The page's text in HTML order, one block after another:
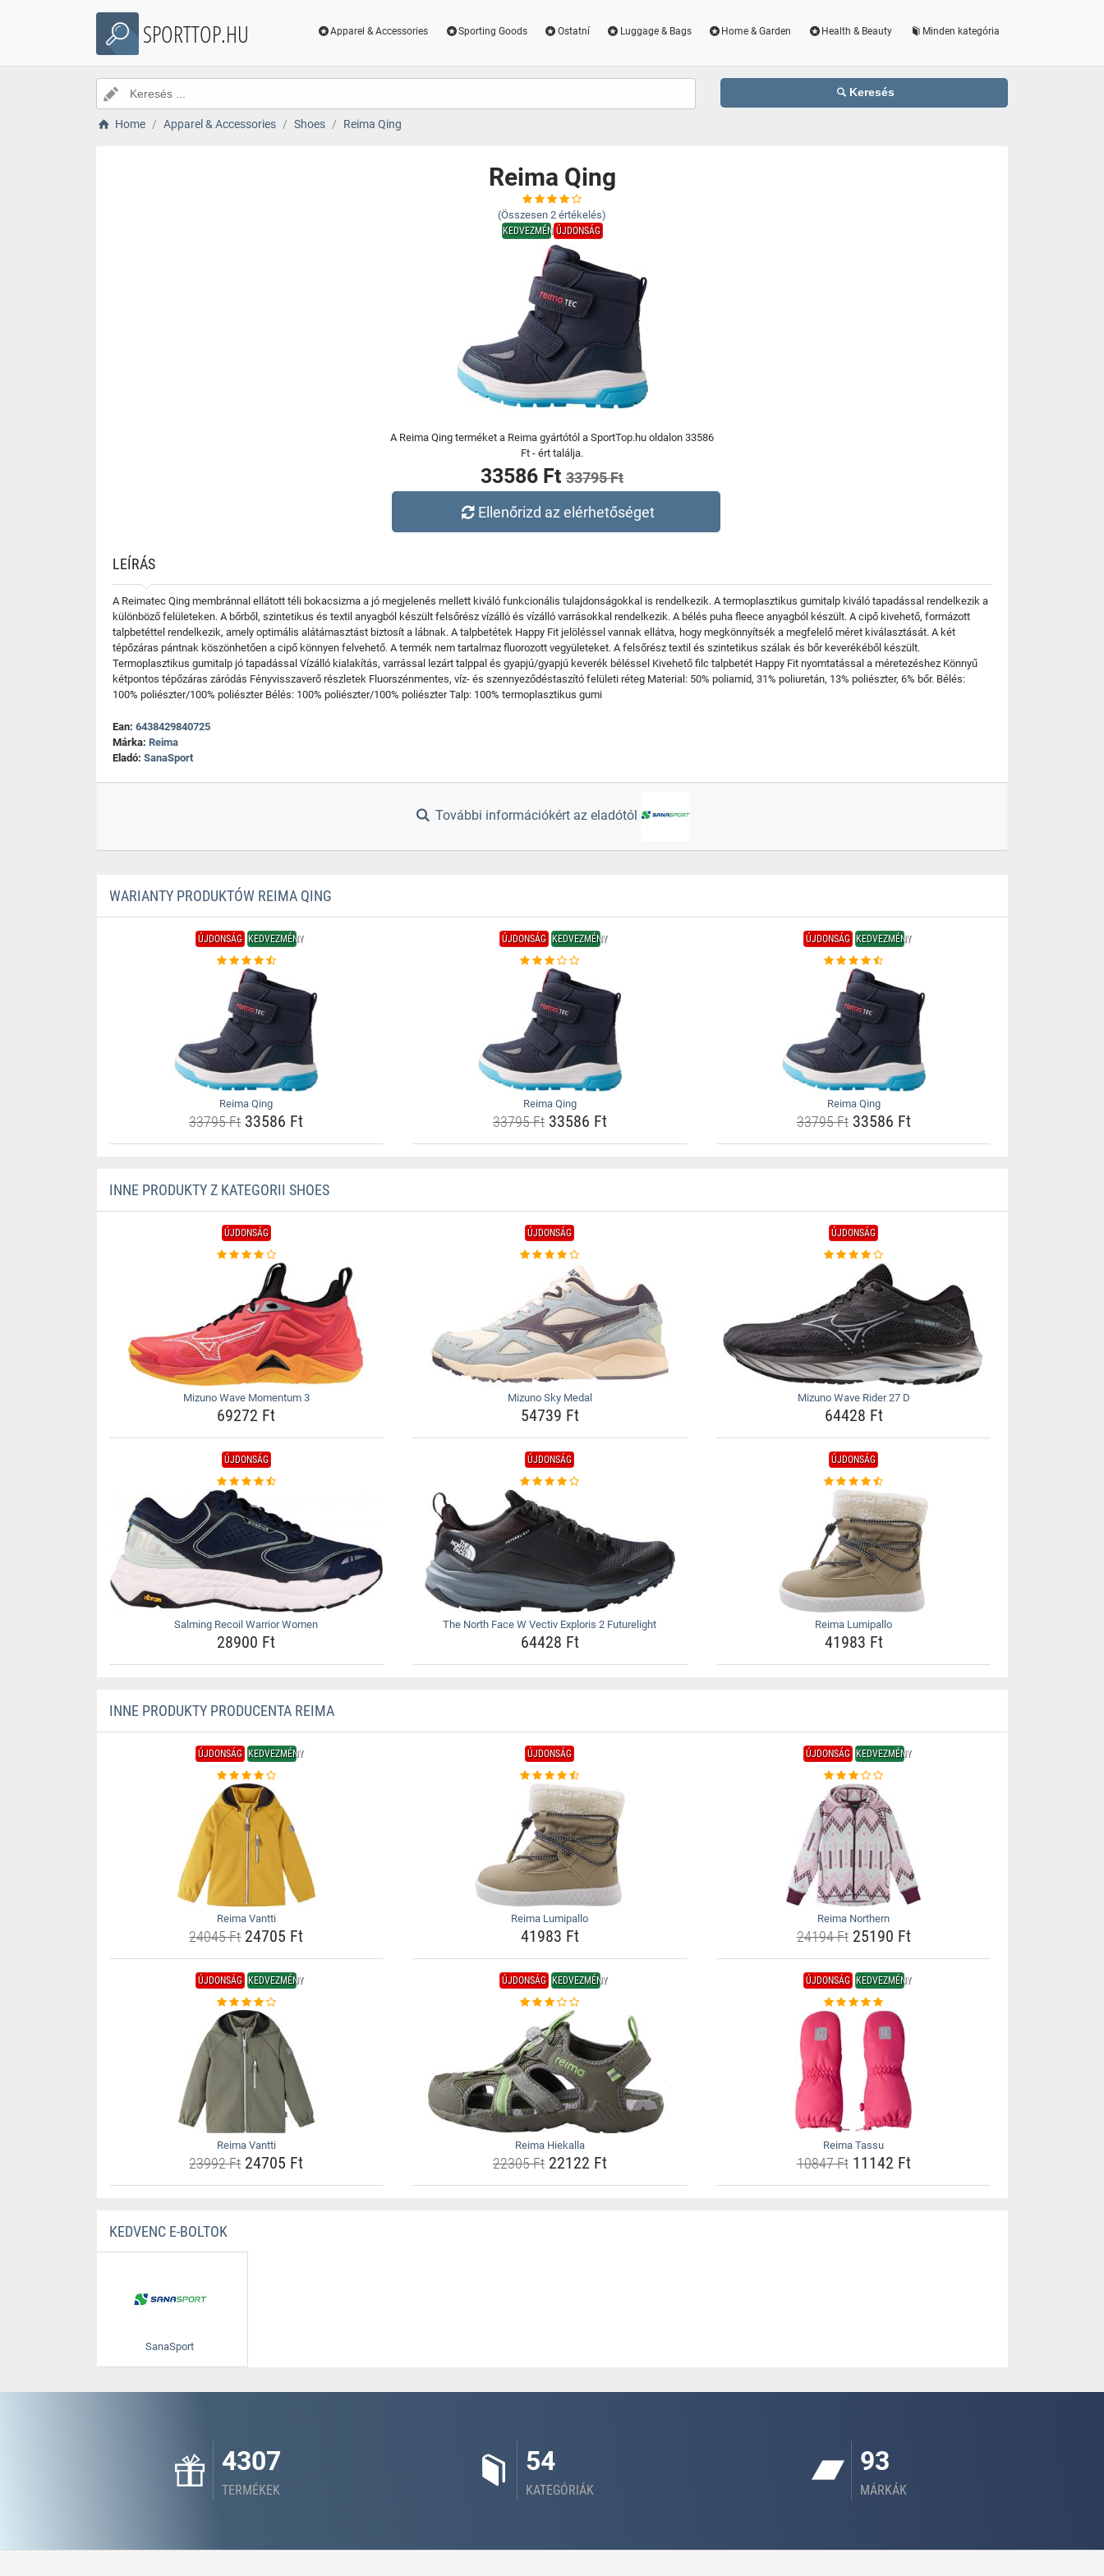
SPORTTOP.HU Apparel & Accessories Sporting Goods Ostatní Luggage & Bags Home & Garden Health & Beauty Minden kategória
Keresés
Home Apparel & Accessories Shoes Reima Qing
Reima Qing
(Összesen 2 értékelés)
KEDVEZMÉNYÚJDONSÁG
A Reima Qing terméket a Reima gyártótól a SportTop.hu oldalon 33586
Ft - ért találja.
33586 Ft 33795 Ft
Ellenőrizd az elérhetőséget
LEÍRÁS
A Reimatec Qing membránnal ellátott téli bokacsizma a jó megjelenés mellett kiváló funkcionális tulajdonságokkal is rendelkezik. A termoplasztikus gumitalp kiváló tapadással rendelkezik a
különböző felületeken. A bőrből, szintetikus és textil anyagból készült felsőrész vízálló és vízálló varrásokkal rendelkezik. A bélés puha fleece anyagból készült. A cipő kivehető, formázott
talpbetéttel rendelkezik, amely optimális alátámasztást biztosít a lábnak. A talpbetétek Happy Fit jelöléssel vannak ellátva, hogy megkönnyítsék a megfelelő méret kiválasztását. A két
tépőzáras pántnak köszönhetően a cipő könnyen felvehető. A termék nem tartalmaz fluorozott vegyületeket. A felsőrész textil és szintetikus szálak és bőr keverékéből készült.
Termoplasztikus gumitalp jó tapadással Vízálló kialakítás, varrással lezárt talppal és gyapjú/gyapjú keverék béléssel Kivehető filc talpbetét Happy Fit nyomtatással a méretezéshez Könnyű
kétpontos tépőzáras záródás Fényvisszaverő részletek Fluorszénmentes, víz- és szennyeződéstaszító felületi réteg Material: 50% poliamid, 31% poliuretán, 13% poliészter, 6% bőr. Bélés:
100% poliészter/100% poliészter Bélés: 100% poliészter/100% poliészter Talp: 100% termoplasztikus gumi
Ean: 6438429840725
Márka: Reima
Eladó: SanaSport
További információkért az eladótól
WARIANTY PRODUKTÓW REIMA QING
ÚJDONSÁG KEDVEZMÉNY
Reima Qing
33795 Ft33586 Ft
ÚJDONSÁG KEDVEZMÉNY
Reima Qing
33795 Ft33586 Ft
ÚJDONSÁG KEDVEZMÉNY
Reima Qing
33795 Ft33586 Ft
INNE PRODUKTY Z KATEGORII SHOES
ÚJDONSÁG
Mizuno Wave Momentum 3
69272 Ft
ÚJDONSÁG
Mizuno Sky Medal
54739 Ft
ÚJDONSÁG
Mizuno Wave Rider 27 D
64428 Ft
ÚJDONSÁG
Salming Recoil Warrior Women
28900 Ft
ÚJDONSÁG
The North Face W Vectiv Exploris 2 Futurelight
64428 Ft
ÚJDONSÁG
Reima Lumipallo
41983 Ft
INNE PRODUKTY PRODUCENTA REIMA
ÚJDONSÁG KEDVEZMÉNY
Reima Vantti
24045 Ft24705 Ft
ÚJDONSÁG
Reima Lumipallo
41983 Ft
ÚJDONSÁG KEDVEZMÉNY
Reima Northern
24194 Ft25190 Ft
ÚJDONSÁG KEDVEZMÉNY
Reima Vantti
23992 Ft24705 Ft
ÚJDONSÁG KEDVEZMÉNY
Reima Hiekalla
22305 Ft22122 Ft
ÚJDONSÁG KEDVEZMÉNY
Reima Tassu
10847 Ft11142 Ft
KEDVENC E-BOLTOK
SanaSport
4307
TERMÉKEK
54
KATEGÓRIÁK
93
MÁRKÁK